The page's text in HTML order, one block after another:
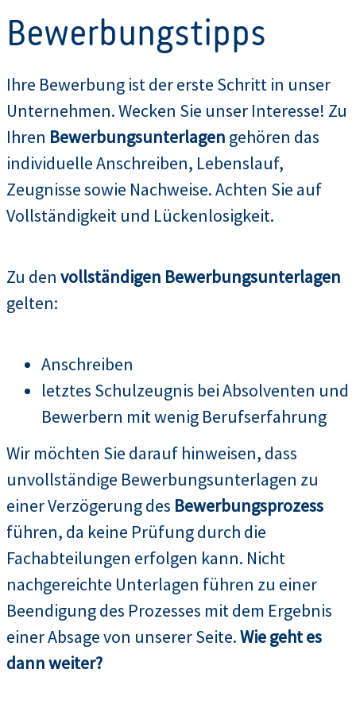
Bewerbungstipps
Ihre Bewerbung ist der erste Schritt in unser
Unternehmen. Wecken Sie unser Interesse! Zu
Ihren Bewerbungsunterlagen gehören das
individuelle Anschreiben, Lebenslauf,
Zeugnisse sowie Nachweise. Achten Sie auf
Vollständigkeit und Lückenlosigkeit.
Zu den vollständigen Bewerbungsunterlagen
gelten:
Anschreiben
letztes Schulzeugnis bei Absolventen und
Bewerbern mit wenig Berufserfahrung
Wir möchten Sie darauf hinweisen, dass
unvollständige Bewerbungsunterlagen zu
einer Verzögerung des Bewerbungsprozess
führen, da keine Prüfung durch die
Fachabteilungen erfolgen kann. Nicht
nachgereichte Unterlagen führen zu einer
Beendigung des Prozesses mit dem Ergebnis
einer Absage von unserer Seite.Wie geht es
dann weiter?